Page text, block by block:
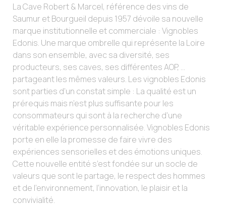
La Cave Robert & Marcel, référence des vins de
Saumur et Bourgueil depuis 1957 dévoile sa nouvelle
marque institutionnelle et commerciale : Vignobles
Edonis. Une marque ombrelle qui représente la Loire
dans son ensemble, avec sa diversité, ses
producteurs, ses caves, ses différentes AOP, …
partageant les mêmes valeurs. Les vignobles Edonis
sont parties d’un constat simple : La qualité est un
prérequis mais n’est plus suffisante pour les
consommateurs qui sont à la recherche d’une
véritable expérience personnalisée. Vignobles Edonis
porte en elle la promesse de faire vivre des
expériences sensorielles et des émotions uniques.
Cette nouvelle entité s’est fondée sur un socle de
valeurs que sont le partage, le respect des hommes
et de l’environnement, l’innovation, le plaisir et la
convivialité.